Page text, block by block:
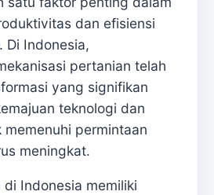
dan efisiensi
Di Indonesia,
pertanian telah
yang signifikan
teknologi dan
permintaan
meningkat.
Indonesia memiliki